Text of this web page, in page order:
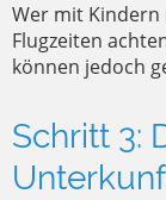
Wer mit
Flugzeiten
können jedoch
Schritt 3: